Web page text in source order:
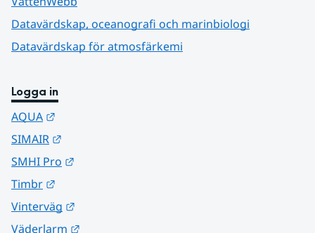
Datavärdskap, oceanografi och marinbiologi
Datavärdskap för atmosfärkemi
Logga in
AQUA
SIMAIR
SMHI Pro
Timbr
Vinterväg
Väderlarm